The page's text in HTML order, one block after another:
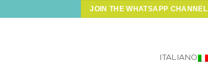
JOIN THE WHATSAPP CHANNEL
ITALIANO